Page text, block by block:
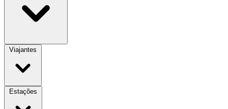
Viajantes
Estações